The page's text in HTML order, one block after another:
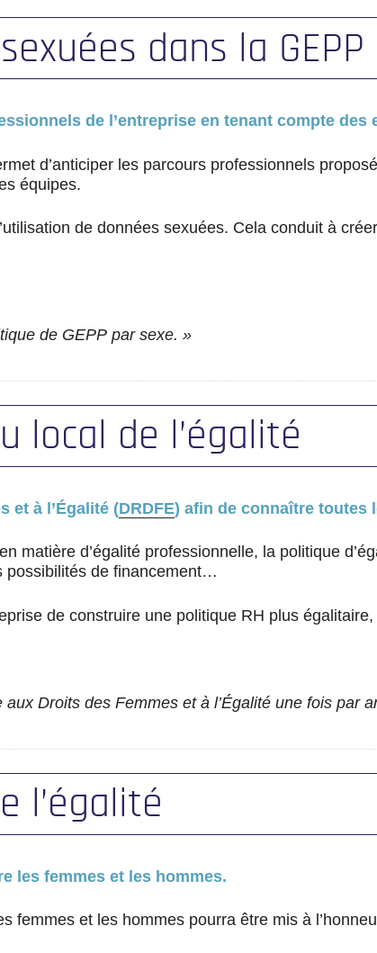
dans la GEPP
de l’entreprise en tenant compte des
d’anticiper les parcours professionnels
équipes.
de données sexuées. Cela conduit à
de GEPP par sexe. »
local de l’égalité
et à l’Égalité (DRDFE) afin de connaître toutes
matière d’égalité professionnelle, la politique
possibilités de financement…
de construire une politique RH plus
Droits des Femmes et à l’Égalité une fois par
l’égalité
les femmes et les hommes.
et les hommes pourra être mis à